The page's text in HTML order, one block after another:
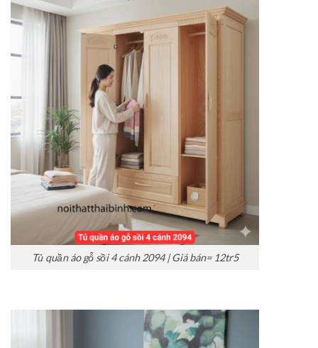
Tủ quần áo gỗ sồi 4 cánh 2094 | Giá bán= 12tr5